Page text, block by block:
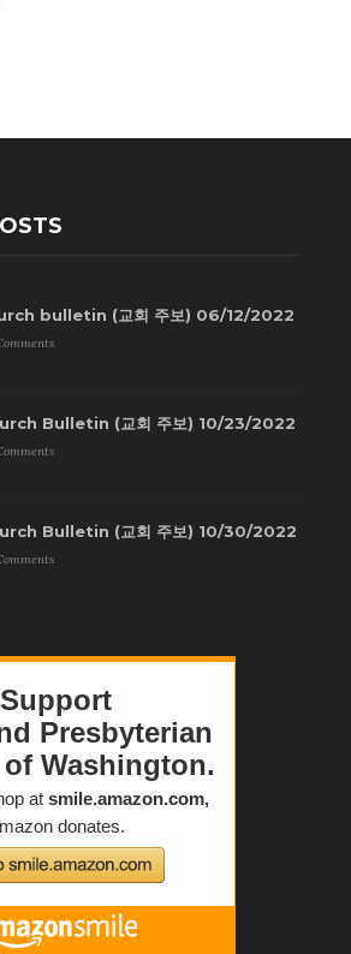
bulletin (교회 주보) 06/12/2022
Bulletin (교회 주보) 10/23/2022
Bulletin (교회 주보) 10/30/2022